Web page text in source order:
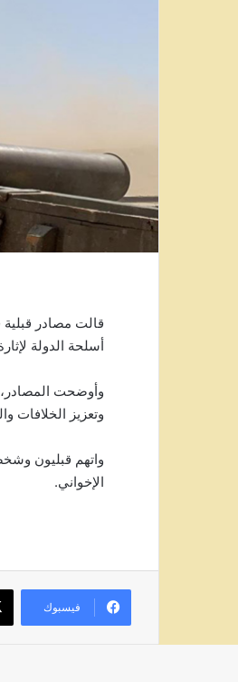
قالت مصادر
أسلحة الدولة
وأوضحت المصادر،
وتعزيز الخلافات
واتهم قبليون
الإخواني.
فيسبوك